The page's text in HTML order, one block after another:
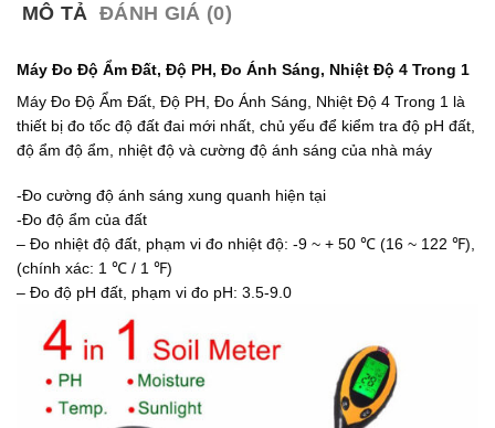
MÔ TẢ ĐÁNH GIÁ (0)
Máy Đo Độ Ẩm Đất, Độ PH, Đo Ánh Sáng, Nhiệt Độ 4 Trong 1
Máy Đo Độ Ẩm Đất, Độ PH, Đo Ánh Sáng, Nhiệt Độ 4 Trong 1 là
thiết bị đo tốc độ đất đai mới nhất, chủ yếu để kiểm tra độ pH đất,
độ ẩm độ ẩm, nhiệt độ và cường độ ánh sáng của nhà máy
-Đo cường độ ánh sáng xung quanh hiện tại
-Đo độ ẩm của đất
– Đo nhiệt độ đất, phạm vi đo nhiệt độ: -9 ~ + 50 ℃ (16 ~ 122 ℉),
(chính xác: 1 ℃ / 1 ℉)
– Đo độ pH đất, phạm vi đo pH: 3.5-9.0